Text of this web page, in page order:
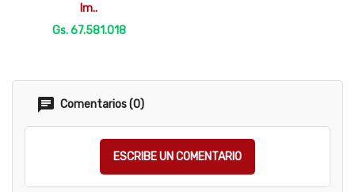
Im..
Gs. 67.581.018
Comentarios (0)
ESCRIBE UN COMENTARIO